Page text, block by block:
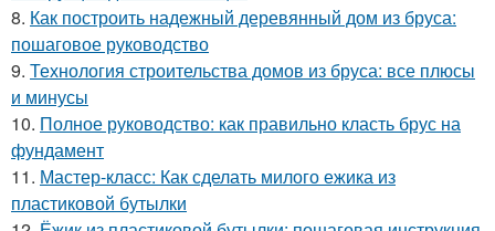
8. Как построить надежный деревянный дом из бруса:
пошаговое руководство
9. Технология строительства домов из бруса: все плюсы
и минусы
10. Полное руководство: как правильно класть брус на
фундамент
11. Мастер-класс: Как сделать милого ежика из
пластиковой бутылки